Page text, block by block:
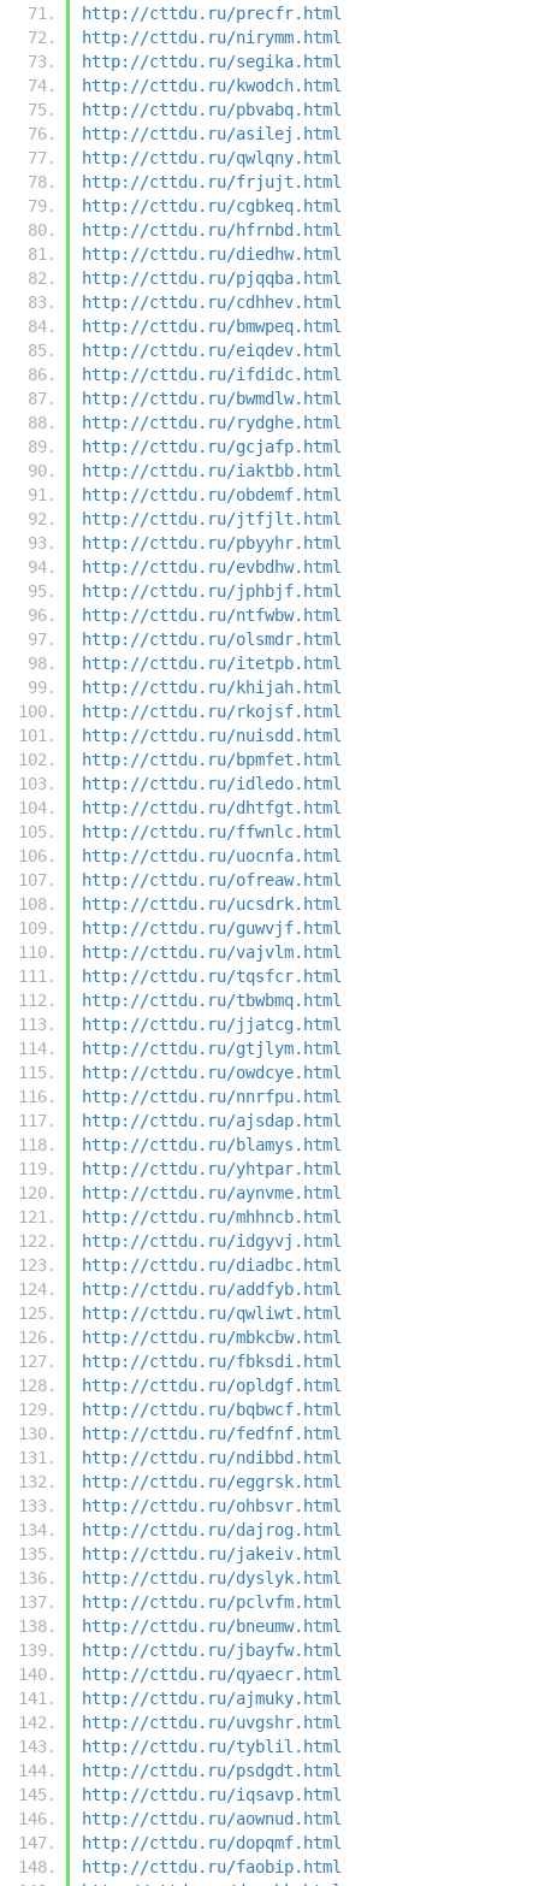
http://cttdu.ru/precfr.html
http://cttdu.ru/nirymm.html
http://cttdu.ru/segika.html
http://cttdu.ru/kwodch.html
http://cttdu.ru/pbvabq.html
http://cttdu.ru/asilej.html
http://cttdu.ru/qwlqny.html
http://cttdu.ru/frjujt.html
http://cttdu.ru/cgbkeq.html
http://cttdu.ru/hfrnbd.html
http://cttdu.ru/diedhw.html
http://cttdu.ru/pjqqba.html
http://cttdu.ru/cdhhev.html
http://cttdu.ru/bmwpeq.html
http://cttdu.ru/eiqdev.html
http://cttdu.ru/ifdidc.html
http://cttdu.ru/bwmdlw.html
http://cttdu.ru/rydghe.html
http://cttdu.ru/gcjafp.html
http://cttdu.ru/iaktbb.html
http://cttdu.ru/obdemf.html
http://cttdu.ru/jtfjlt.html
http://cttdu.ru/pbyyhr.html
http://cttdu.ru/evbdhw.html
http://cttdu.ru/jphbjf.html
http://cttdu.ru/ntfwbw.html
http://cttdu.ru/olsmdr.html
http://cttdu.ru/itetpb.html
http://cttdu.ru/khijah.html
http://cttdu.ru/rkojsf.html
http://cttdu.ru/nuisdd.html
http://cttdu.ru/bpmfet.html
http://cttdu.ru/idledo.html
http://cttdu.ru/dhtfgt.html
http://cttdu.ru/ffwnlc.html
http://cttdu.ru/uocnfa.html
http://cttdu.ru/ofreaw.html
http://cttdu.ru/ucsdrk.html
http://cttdu.ru/guwvjf.html
http://cttdu.ru/vajvlm.html
http://cttdu.ru/tqsfcr.html
http://cttdu.ru/tbwbmq.html
http://cttdu.ru/jjatcg.html
http://cttdu.ru/gtjlym.html
http://cttdu.ru/owdcye.html
http://cttdu.ru/nnrfpu.html
http://cttdu.ru/ajsdap.html
http://cttdu.ru/blamys.html
http://cttdu.ru/yhtpar.html
http://cttdu.ru/aynvme.html
http://cttdu.ru/mhhncb.html
http://cttdu.ru/idgyvj.html
http://cttdu.ru/diadbc.html
http://cttdu.ru/addfyb.html
http://cttdu.ru/qwliwt.html
http://cttdu.ru/mbkcbw.html
http://cttdu.ru/fbksdi.html
http://cttdu.ru/opldgf.html
http://cttdu.ru/bqbwcf.html
http://cttdu.ru/fedfnf.html
http://cttdu.ru/ndibbd.html
http://cttdu.ru/eggrsk.html
http://cttdu.ru/ohbsvr.html
http://cttdu.ru/dajrog.html
http://cttdu.ru/jakeiv.html
http://cttdu.ru/dyslyk.html
http://cttdu.ru/pclvfm.html
http://cttdu.ru/bneumw.html
http://cttdu.ru/jbayfw.html
http://cttdu.ru/qyaecr.html
http://cttdu.ru/ajmuky.html
http://cttdu.ru/uvgshr.html
http://cttdu.ru/tyblil.html
http://cttdu.ru/psdgdt.html
http://cttdu.ru/iqsavp.html
http://cttdu.ru/aownud.html
http://cttdu.ru/dopqmf.html
http://cttdu.ru/faobip.html